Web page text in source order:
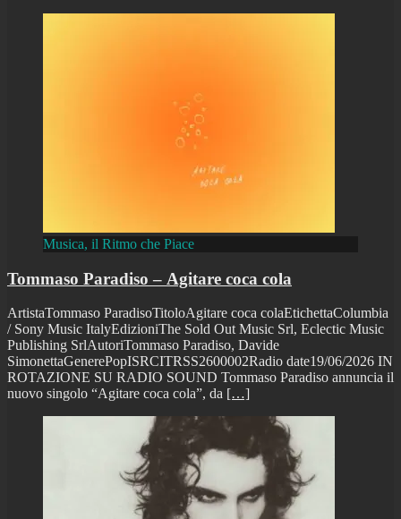
Musica, il Ritmo che Piace
Tommaso Paradiso – Agitare coca cola
ArtistaTommaso ParadisoTitoloAgitare coca colaEtichettaColumbia
/ Sony Music ItalyEdizioniThe Sold Out Music Srl, Eclectic Music
Publishing SrlAutoriTommaso Paradiso, Davide
SimonettaGenerePopISRCITRSS2600002Radio date19/06/2026 IN
ROTAZIONE SU RADIO SOUND Tommaso Paradiso annuncia il
nuovo singolo “Agitare coca cola”, da […]